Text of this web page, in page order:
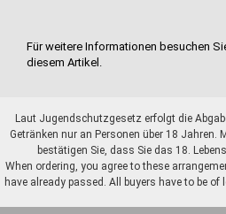
Für weitere Informationen besuchen
diesem Artikel.
Laut Jugendschutzgesetz erfolgt die
Getränken nur an Personen über 18 Jahren.
bestätigen Sie, dass Sie das 18.
When ordering, you agree to these
have already passed. All buyers have to be of